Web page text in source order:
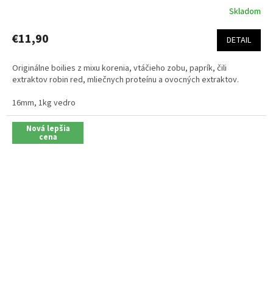
produktu
z
5
Skladom
€11,90 DETAIL
Originálne boilies z mixu korenia, vtáčieho zobu, paprík, čili
extraktov robin red, mliečnych proteínu a ovocných extraktov.
16mm, 1kg vedro
Nová lepšia
cena